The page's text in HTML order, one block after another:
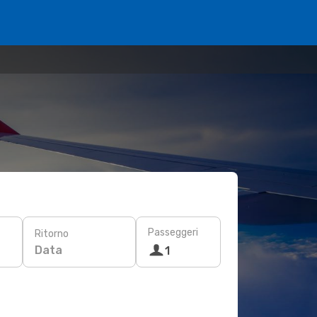
Ritorno
Data
Passeggeri
1